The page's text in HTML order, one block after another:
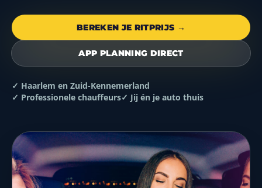
BEREKEN JE RITPRIJS →
APP PLANNING DIRECT
✓ Haarlem en Zuid-Kennemerland
✓ Professionele chauffeurs✓ Jij én je auto thuis